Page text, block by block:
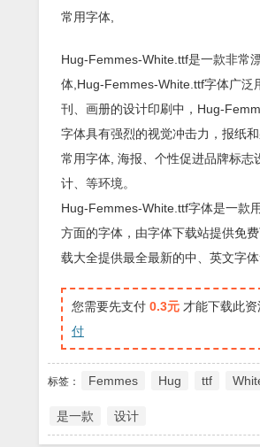
常用字体,
Hug-Femmes-White.ttf是一款非常
体,Hug-Femmes-White.ttf字体广泛
刊、画册的设计印刷中，Hug-
字体具有强烈的视觉冲击力，报纸
常用字体, 海报、个性促进品牌标志
计、等环境。
Hug-Femmes-White.ttf字体是一款
方面的字体，由字体下载站提供免
载大全提供最全最新的中、英文字体
您需要先支付 0.3元 才能下载此资
付
标签： Femmes Hug ttf
是一款 设计